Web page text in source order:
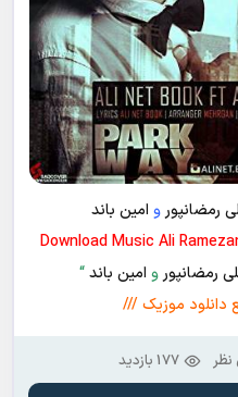
رمضانپور و امین باند
Download Music Ali
رمضانپور و امین باند“
دانلود موزیک ///
177 بازدید